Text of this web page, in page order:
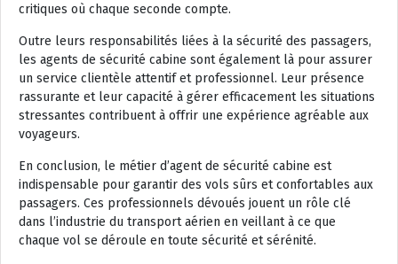
critiques où chaque seconde compte.
Outre leurs responsabilités liées à la sécurité des passagers,
les agents de sécurité cabine sont également là pour assurer
un service clientèle attentif et professionnel. Leur présence
rassurante et leur capacité à gérer efficacement les situations
stressantes contribuent à offrir une expérience agréable aux
voyageurs.
En conclusion, le métier d’agent de sécurité cabine est
indispensable pour garantir des vols sûrs et confortables aux
passagers. Ces professionnels dévoués jouent un rôle clé
dans l’industrie du transport aérien en veillant à ce que
chaque vol se déroule en toute sécurité et sérénité.